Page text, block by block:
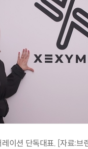
이션 단독대표. [자료:브